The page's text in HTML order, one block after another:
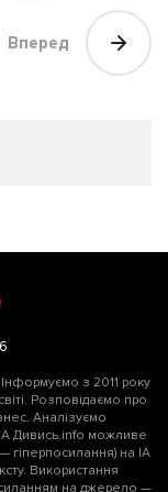
Вперед
з 2011 року
Розповідаємо про
Аналізуємо
Дивись.info можливе
гіперпосилання) на ІА
Використання
на джерело —